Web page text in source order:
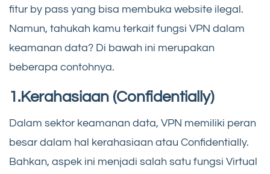
fitur by pass yang bisa membuka website ilegal.
Namun, tahukah kamu terkait fungsi VPN dalam
keamanan data? Di bawah ini merupakan
beberapa contohnya.
1.Kerahasiaan (Confidentially)
Dalam sektor keamanan data, VPN memiliki peran
besar dalam hal kerahasiaan atau Confidentially.
Bahkan, aspek ini menjadi salah satu fungsi Virtual